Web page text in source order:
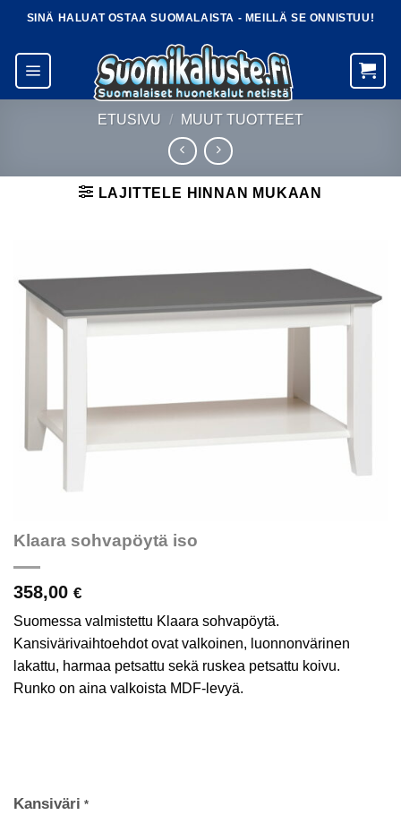
Skip
content
SINÄ HALUAT OSTAA SUOMALAISTA - MEILLÄ SE ONNISTUU!
ETUSIVU / MUUT TUOTTEET
LAJITTELE HINNAN MUKAAN
Klaara sohvapöytä iso
358,00 €
Suomessa valmistettu Klaara sohvapöytä.
Kansivärivaihtoehdot ovat valkoinen, luonnonvärinen
lakattu, harmaa petsattu sekä ruskea petsattu koivu.
Runko on aina valkoista MDF-levyä.
Kansiväri *